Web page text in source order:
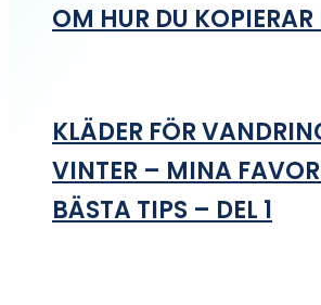
OM HUR DU
KLÄDER FÖR
VINTER – MINA
BÄSTA TIPS – DEL 1